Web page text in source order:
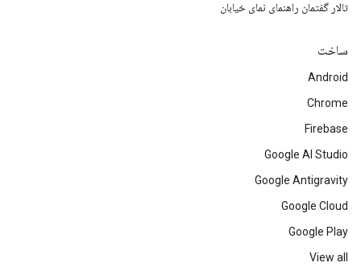
تالار گفتمان راهنمای نمای خیابان
ساخت
Android
Chrome
Firebase
Google AI Studio
Google Antigravity
Google Cloud
Google Play
View all